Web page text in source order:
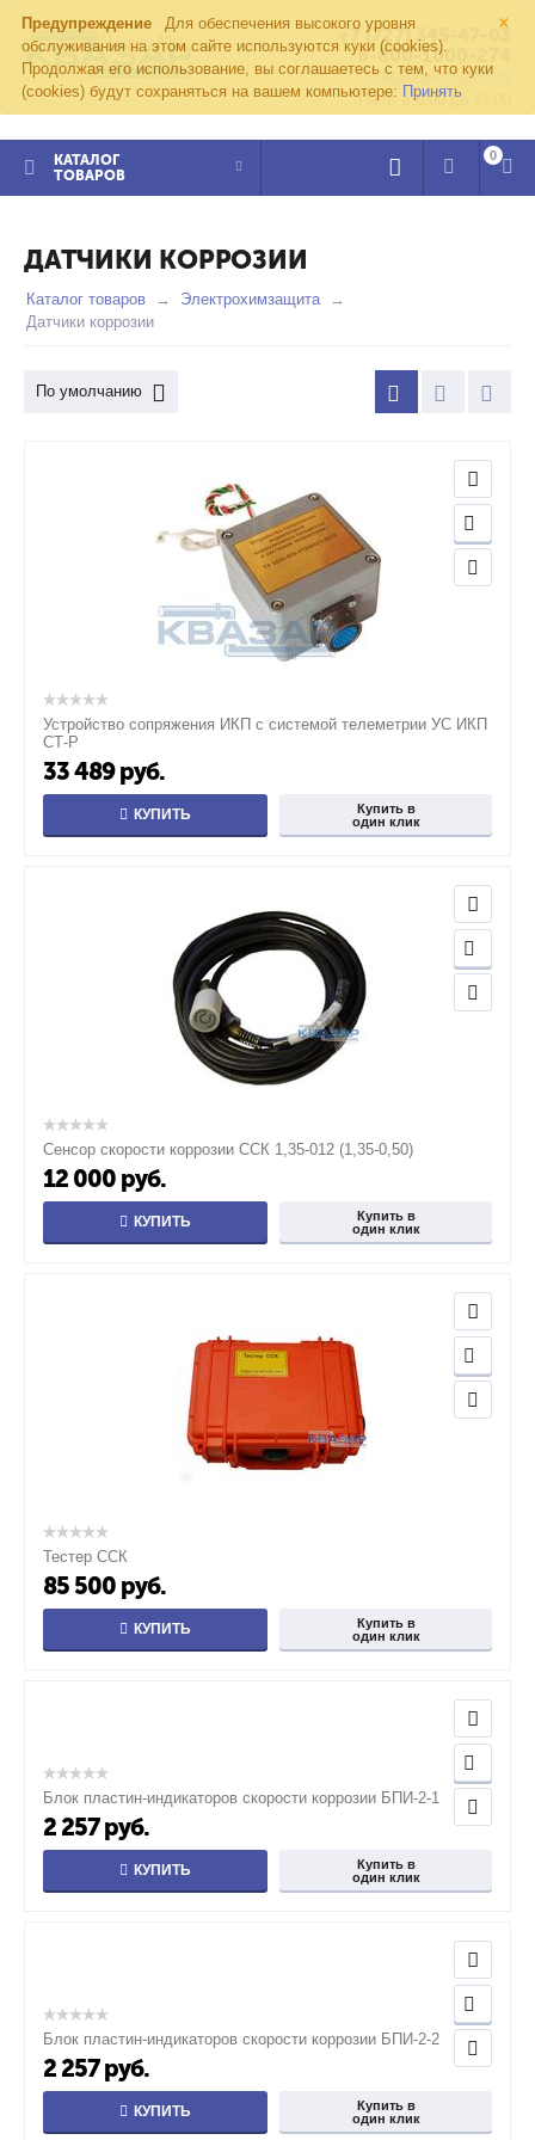
×
Предупреждение
Для обеспечения высокого уровня
обслуживания на этом сайте используются куки (cookies).
Продолжая его использование, вы соглашаетесь с тем, что куки
(cookies) будут сохраняться на вашем компьютере: Принять
+7 (727) 345-47-03
8-800-1000-274
kvazar91@yandex.ru
Пн-пт с 8:00 до 17:00
КАТАЛОГ
ТОВАРОВ
0
ДАТЧИКИ КОРРОЗИИ
Каталог товаров
Электрохимзащита
Датчики коррозии
По умолчанию
Устройство сопряжения ИКП с системой телеметрии УС ИКП
СТ-Р
33 489 руб.
КУПИТЬ
Купить в
один клик
Сенсор скорости коррозии ССК 1,35-012 (1,35-0,50)
12 000 руб.
КУПИТЬ
Купить в
один клик
Тестер ССК
85 500 руб.
КУПИТЬ
Купить в
один клик
Блок пластин-индикаторов скорости коррозии БПИ-2-1
2 257 руб.
КУПИТЬ
Купить в
один клик
Блок пластин-индикаторов скорости коррозии БПИ-2-2
2 257 руб.
КУПИТЬ
Купить в
один клик